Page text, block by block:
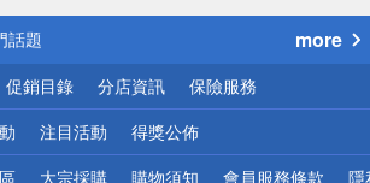
公告
話題
優惠
地區配送
網頁！請小心！
more
促銷目錄 分店資訊 保險服務
注目活動 得獎公佈
大宗採購 購物須知 會員服務條款 隱